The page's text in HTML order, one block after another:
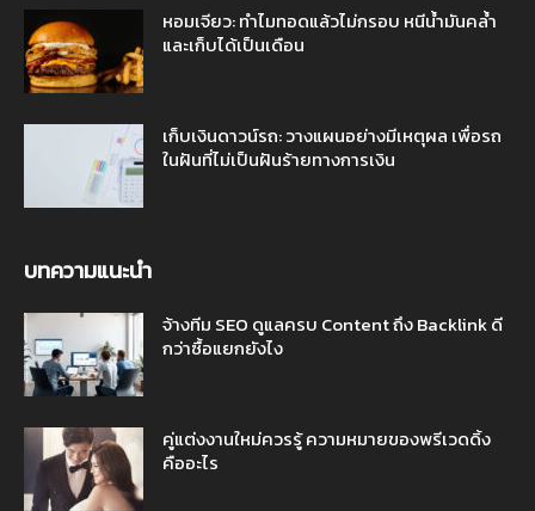
หอมเจียว: ทำไมทอดแล้วไม่กรอบ หนีน้ำมันคล้ำ
และเก็บได้เป็นเดือน
เก็บเงินดาวน์รถ: วางแผนอย่างมีเหตุผล เพื่อรถ
ในฝันที่ไม่เป็นฝันร้ายทางการเงิน
บทความแนะนำ
จ้างทีม SEO ดูแลครบ Content ถึง Backlink ดี
กว่าซื้อแยกยังไง
คู่แต่งงานใหม่ควรรู้ ความหมายของพรีเวดดิ้ง
คืออะไร